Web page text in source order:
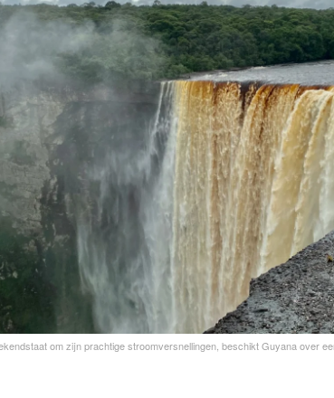
om zijn prachtige stroomversnellingen, beschikt Guyana over